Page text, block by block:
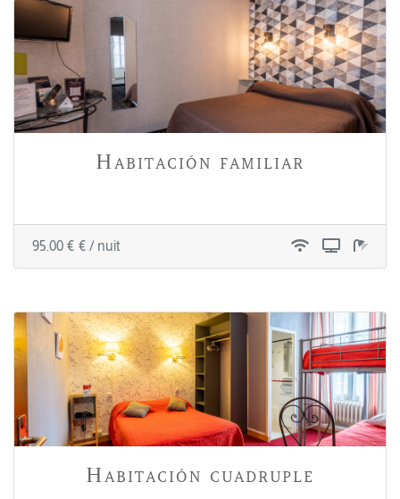
Habitación familiar
95.00 € € / nuit
Habitación cuadruple